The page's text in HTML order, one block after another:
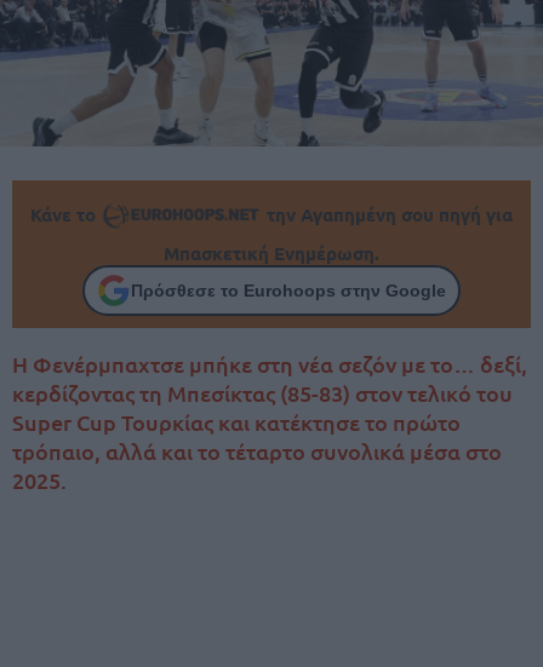
Κάνε το
την Αγαπημένη σου πηγή για
Μπασκετική Ενημέρωση.
Πρόσθεσε το Eurohoops στην Google
Η Φενέρμπαχτσε μπήκε στη νέα σεζόν με το… δεξί,
κερδίζοντας τη Μπεσίκτας (85-83) στον τελικό του
Super Cup Τουρκίας και κατέκτησε το πρώτο
τρόπαιο, αλλά και το τέταρτο συνολικά μέσα στο
2025.